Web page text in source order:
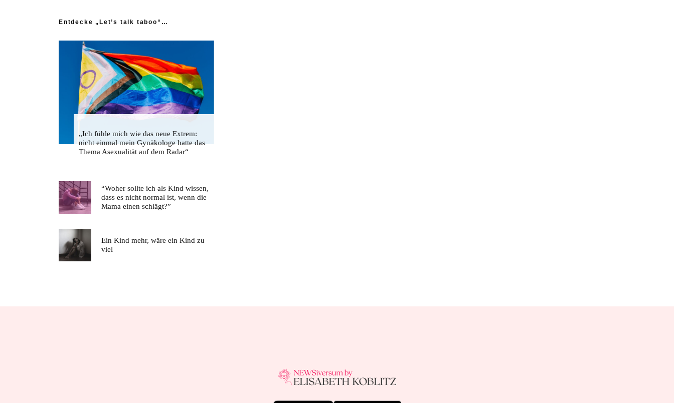
Entdecke „Let’s talk taboo“…
„Ich fühle mich wie das neue Extrem:
nicht einmal mein Gynäkologe hatte das
Thema Asexualität auf dem Radar“
“Woher sollte ich als Kind wissen,
dass es nicht normal ist, wenn die
Mama einen schlägt?”
Ein Kind mehr, wäre ein Kind zu
viel